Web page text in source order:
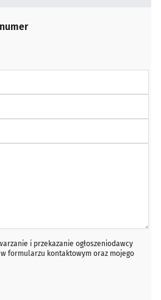
i przekazanie ogłoszeniodawcy
formularzu kontaktowym oraz mojego